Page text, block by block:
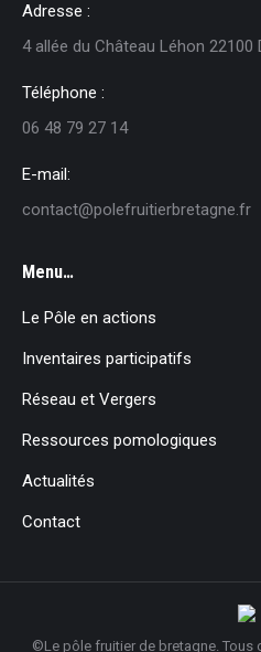
Adresse :
4 allée du Château Léhon 22100
Téléphone :
06 48 79 27 14
E-mail:
contact@polefruitierbretagne.fr
Menu…
Le Pôle en actions
Inventaires participatifs
Réseau et Vergers
Ressources pomologiques
Actualités
Contact
©Le pôle fruitier de bretagne. Tous